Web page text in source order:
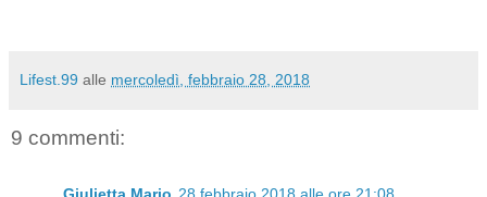
Lifest.99 alle mercoledì, febbraio 28, 2018
9 commenti: